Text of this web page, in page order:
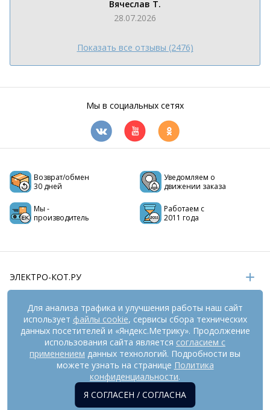
Вячеслав Т.
28.07.2026
Показать все отзывы (2476)
Мы в социальных сетях
Возврат/обмен
30 дней
Уведомляем о
движении заказа
Мы -
производитель
Работаем с
2011 года
ЭЛЕКТРО-КОТ.РУ
ИНФОРМАЦИЯ
РЕКВИЗИТЫ
На информационном ресурсе применяются
рекомендательные технологии (информационные технологии
предоставления информации на основе сбора,
систематизации и анализа сведений, относящихся к
предпочтениям пользователей сети «Интернет», находящихся
Для анализа трафика и улучшения работы наш сайт
использует файлы cookie, сервисы сбора технических
данных посетителей и «Яндекс.Метрику». Продолжение
использования сайта является согласием с
применением данных технологий. Подробности вы
можете узнать на странице Политика
конфиденциальности.
Я СОГЛАСЕН / СОГЛАСНА